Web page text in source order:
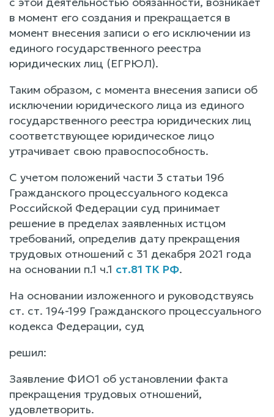
в момент его создания и прекращается в
момент внесения записи о его исключении из
единого государственного реестра
юридических лиц (ЕГРЮЛ).
Таким образом, с момента внесения записи об
исключении юридического лица из единого
государственного реестра юридических лиц
соответствующее юридическое лицо
утрачивает свою правоспособность.
С учетом положений части 3 статьи 196
Гражданского процессуального кодекса
Российской Федерации суд принимает
решение в пределах заявленных истцом
требований, определив дату прекращения
трудовых отношений с 31 декабря 2021 года
на основании п.1 ч.1 ст.81 ТК РФ.
На основании изложенного и руководствуясь
ст. ст. 194-199 Гражданского процессуального
кодекса Федерации, суд
решил:
Заявление ФИО1 об установлении факта
прекращения трудовых отношений,
удовлетворить.